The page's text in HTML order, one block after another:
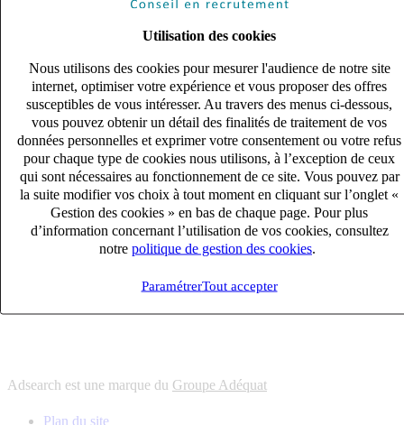
Utilisation des cookies
Nous utilisons des cookies pour mesurer l'audience de notre site
internet, optimiser votre expérience et vous proposer des offres
susceptibles de vous intéresser. Au travers des menus ci-dessous,
vous pouvez obtenir un détail des finalités de traitement de vos
données personnelles et exprimer votre consentement ou votre refus
pour chaque type de cookies nous utilisons, à l’exception de ceux
qui sont nécessaires au fonctionnement de ce site. Vous pouvez par
la suite modifier vos choix à tout moment en cliquant sur l’onglet «
Gestion des cookies » en bas de chaque page. Pour plus
d’information concernant l’utilisation de vos cookies, consultez
notre politique de gestion des cookies
ParamétrerTout accepter
s'adapter à vos besoin en recrutement
10 univers
connaître votre secteur et ses enjeux
12 bureaux en France
proximité avec nos clients et nos talents
6 solutions
s'adapter à vos besoin en recrutement
10 univers
connaître votre secteur et ses enjeux
proximité avec nos clients et nos talents
Adsearch est une marque du Groupe Adéquat
Plan du site